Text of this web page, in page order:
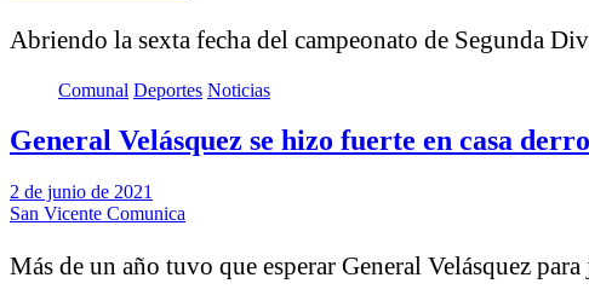
Abriendo la sexta fecha del campeonato de Segunda
Comunal Deportes Noticias
General Velásquez se hizo fuerte en casa
2 de junio de 2021
San Vicente Comunica
Más de un año tuvo que esperar General Velásquez